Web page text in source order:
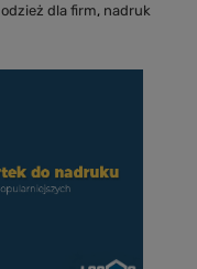
odzież dla firm, nadruk